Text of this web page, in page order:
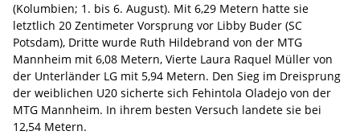
(Kolumbien; 1. bis 6. August). Mit 6,29 Metern hatte sie
letztlich 20 Zentimeter Vorsprung vor Libby Buder (SC
Potsdam), Dritte wurde Ruth Hildebrand von der MTG
Mannheim mit 6,08 Metern, Vierte Laura Raquel Müller von
der Unterländer LG mit 5,94 Metern. Den Sieg im Dreisprung
der weiblichen U20 sicherte sich Fehintola Oladejo von der
MTG Mannheim. In ihrem besten Versuch landete sie bei
12,54 Metern.